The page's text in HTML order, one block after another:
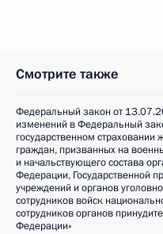
Смотрите также
Федеральный закон от
изменений в Федеральный
государственном
граждан, призванных на
и начальствующего состава
Федерации, Государственной
учреждений и органов
сотрудников войск
сотрудников органов
Федерации»